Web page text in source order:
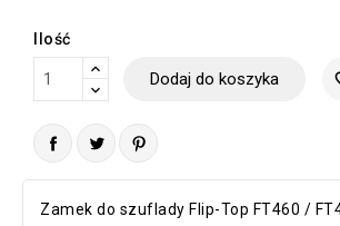
Ilość
Dodaj do koszyka
Zamek do szuflady Flip-Top FT460 /